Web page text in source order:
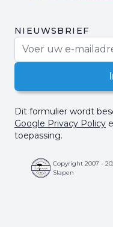
NIEUWSBRIEF
Dit formulier wordt
Google Privacy Policy
toepassing.
Copyright 2007 -
Slapen